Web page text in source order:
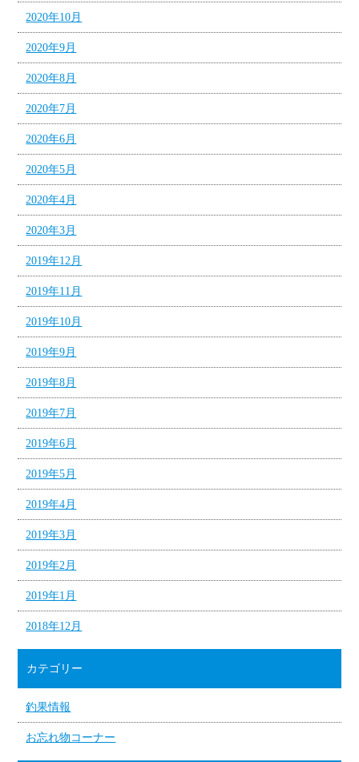
2020年10月
2020年9月
2020年8月
2020年7月
2020年6月
2020年5月
2020年4月
2020年3月
2019年12月
2019年11月
2019年10月
2019年9月
2019年8月
2019年7月
2019年6月
2019年5月
2019年4月
2019年3月
2019年2月
2019年1月
2018年12月
カテゴリー
釣果情報
お忘れ物コーナー